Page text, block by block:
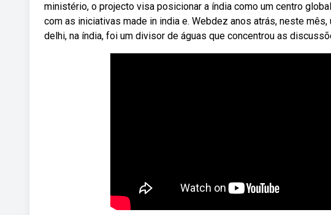
ministério, o projecto visa posicionar a índia como um centro
com as iniciativas made in india e. Webdez anos atrás, neste
delhi, na índia, foi um divisor de águas que concentrou as